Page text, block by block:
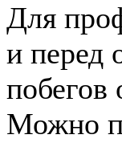
Для
и перед
Можно